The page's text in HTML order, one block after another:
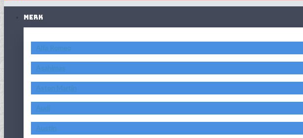
MERK
Alfa Romeo
Asahimas
Aston Martin
Audi
Austin